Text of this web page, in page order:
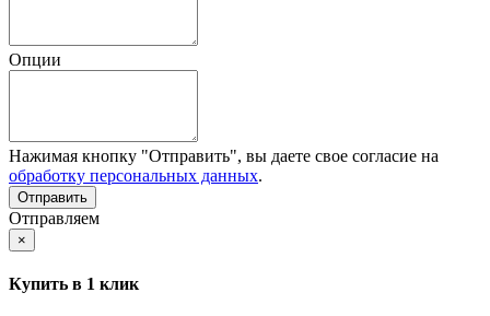
Опции
Нажимая кнопку "Отправить", вы даете свое согласие на
обработку персональных данных.
Отправляем
×
Купить в 1 клик